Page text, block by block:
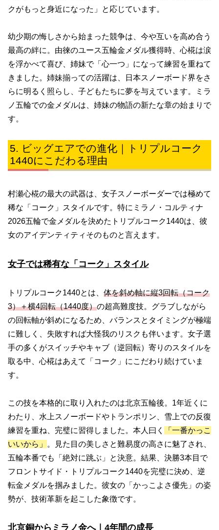
クがもっと身近になった」と応じています。
幼少期の悔しさから始まった競争は、今や互いを高め合う
最高の絆に。由徠のユース五輪金メダル獲得時、心椛は涙
を浮かべて喜び、姉妹で「心一つ」になって練習を重ねて
きました。姉妹揃っての活躍は、日本スノーボード界をさ
らに明るく照らし、子どもたちに夢を与えています。ミラ
ノ五輪での金メダルは、姉妹の物語の新たな章の始まりで
す。
ビッグエアでの進化｜トリプルコーク
1440にこだわる理由
村瀬心椛の最大の武器は、女子スノーボーダーでは極めて
稀な「コーク」スタイルです。特にミラノ・コルティナ
2026五輪で金メダルを決めたトリプルコーク1440は、彼
女のアイデンティティそのものと言えます。
女子では稀有な「コーク」スタイル
トリプルコーク1440とは、 体を斜め軸に縦3回転（コーク
3）＋横4回転（1440度）の超高難度技。グラブしながら
の回転軸が斜めになるため、バランスとタイミングが極端
に難しく、失敗すれば大怪我のリスクも伴います。女子選
手の多くがスイッチやキャブ（逆回転）寄りのスタイルを
取る中、心椛はあえて「コーク」にこだわり続けていま
す。
この技を本格的に取り入れたのは北京五輪後。1年近くに
わたり、水上スノーボードやトランポリン、雪上での反復
練習を重ね、完璧に習得しました。本人曰く
「一番かっこ
いいから」
。見た目の美しさと難易度の高さに魅了され、
五輪本番でも「絶対に跳ぶ」と決意。結果、決勝3本目で
フロントサイド・トリプルコーク1440を完璧に決め、逆
転金メダルを掴みました。彼女の「かっこよさ優先」の姿
勢が、技術革新を起こした象徴です。
北京銅からミラノ金へ｜4年間の成長